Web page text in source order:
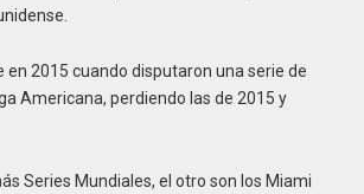
en 2015 cuando disputaron una serie de
Americana, perdiendo las de 2015 y
Series Mundiales, el otro son los Miami